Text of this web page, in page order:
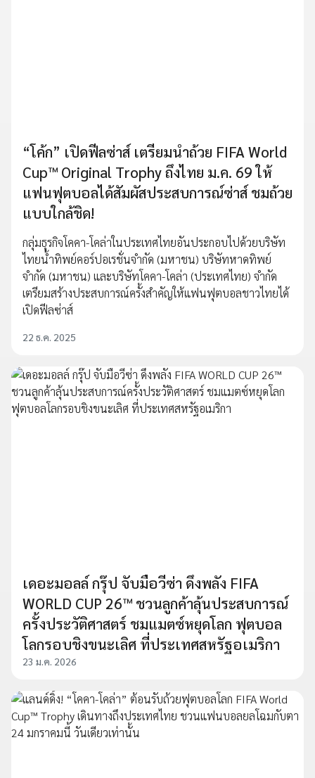
“โค้ก” เปิดฟีลซ่าส์ เตรียมนำถ้วย FIFA World
Cup™ Original Trophy ถึงไทย ม.ค. 69 ให้
แฟนฟุตบอลได้สัมผัสประสบการณ์ซ่าส์ ชมถ้วย
แบบใกล้ชิด!
กลุ่มธุรกิจโคคา-โคล่าในประเทศไทยอันประกอบไปด้วยบริษัท
ไทยน้ำทิพย์คอร์ปอเรชั่นจำกัด (มหาชน) บริษัทหาดทิพย์
จำกัด (มหาชน) และบริษัทโคคา-โคล่า (ประเทศไทย) จำกัด
เตรียมสร้างประสบการณ์ครั้งสำคัญให้แฟนฟุตบอลชาวไทยได้
เปิดฟีลซ่าส์
22 ธ.ค. 2025
เดอะมอลล์ กรุ๊ป จับมือวีซ่า ดึงพลัง FIFA
WORLD CUP 26™ ชวนลูกค้าลุ้นประสบการณ์
ครั้งประวัติศาสตร์ ชมแมตซ์หยุดโลก ฟุตบอล
โลกรอบชิงขนะเลิศ ที่ประเทศสหรัฐอเมริกา
23 ม.ค. 2026